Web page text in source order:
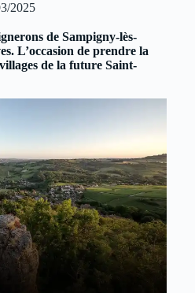
2025
de Sampigny-lès-
L’occasion de prendre la
de la future Saint-